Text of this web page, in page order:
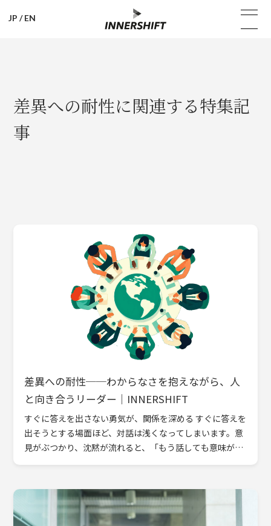
JP /EN
差異への耐性に関連する特集記
事
差異への耐性──わからなさを抱えながら、人
と向き合うリーダー｜INNERSHIFT
すぐに答えを出さない勇気が、関係を深める すぐに答えを
出そうとする場面ほど、対話は浅くなってしまいます。意
見がぶつかり、沈黙が流れると、「もう話しても意味がな